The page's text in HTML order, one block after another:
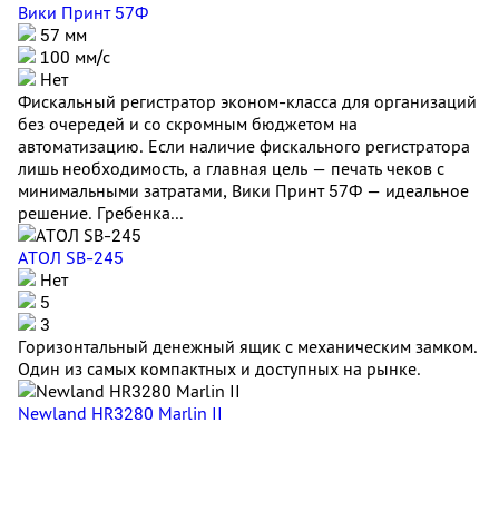
Вики Принт 57Ф
57 мм
100 мм/с
Нет
Фискальный регистратор эконом-класса для организаций
без очередей и со скромным бюджетом на
автоматизацию. Если наличие фискального регистратора
лишь необходимость, а главная цель — печать чеков с
минимальными затратами, Вики Принт 57Ф — идеальное
решение. Гребенка...
АТОЛ SB-245
Нет
5
3
Горизонтальный денежный ящик с механическим замком.
Один из самых компактных и доступных на рынке.
Newland HR3280 Marlin II